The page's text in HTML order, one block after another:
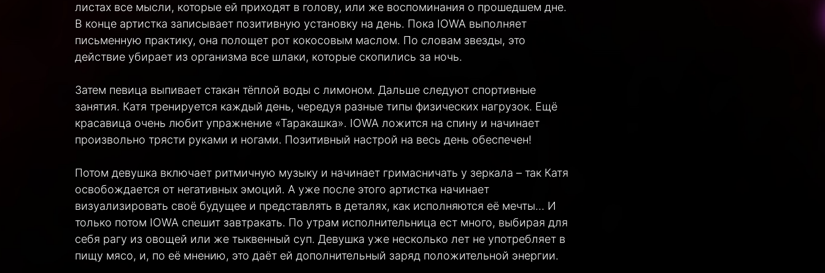
листах все мысли, которые ей приходят в голову, или же воспоминания о прошедшем дне.
В конце артистка записывает позитивную установку на день. Пока IOWA выполняет
письменную практику, она полощет рот кокосовым маслом. По словам звезды, это
действие убирает из организма все шлаки, которые скопились за ночь.
Затем певица выпивает стакан тёплой воды с лимоном. Дальше следуют спортивные
занятия. Катя тренируется каждый день, чередуя разные типы физических нагрузок. Ещё
красавица очень любит упражнение «Таракашка». IOWA ложится на спину и начинает
произвольно трясти руками и ногами. Позитивный настрой на весь день обеспечен!
Потом девушка включает ритмичную музыку и начинает гримасничать у зеркала – так Катя
освобождается от негативных эмоций. А уже после этого артистка начинает
визуализировать своё будущее и представлять в деталях, как исполняются её мечты… И
только потом IOWA спешит завтракать. По утрам исполнительница ест много, выбирая для
себя рагу из овощей или же тыквенный суп. Девушка уже несколько лет не употребляет в
пищу мясо, и, по её мнению, это даёт ей дополнительный заряд положительной энергии.